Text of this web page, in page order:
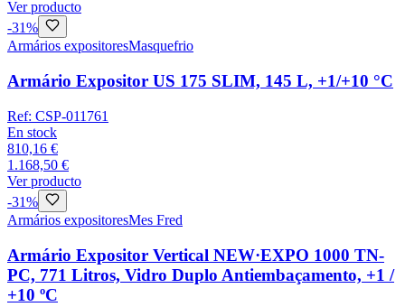
Ver producto
-31%
Armários expositoresMasquefrio
Armário Expositor US 175 SLIM, 145 L, +1/+10 °C
Ref: CSP-011761
En stock
810,16 €
1.168,50 €
Ver producto
-31%
Armários expositoresMes Fred
Armário Expositor Vertical NEW·EXPO 1000 TN-
PC, 771 Litros, Vidro Duplo Antiembaçamento, +1 /
+10 ºC